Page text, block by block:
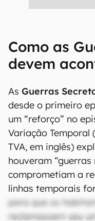
Como as
devem
As Guerras
desde o primeiro
um “reforço” no
Variação Temporal
TVA, em inglês)
houveram
comprometiam a
linhas temporais
para que os
reclamassem seu